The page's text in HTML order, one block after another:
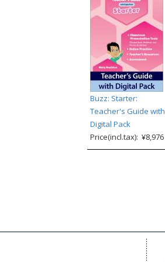
Buzz: Starter:
Teacher's Guide with
Digital Pack
Price(incl.tax): ¥8,976